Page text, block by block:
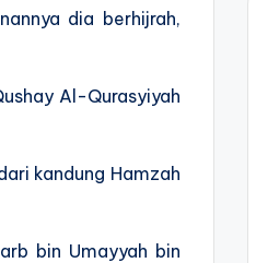
dia berhijrah,
Al-Qurasyiyah
kandung Hamzah
bin Umayyah bin